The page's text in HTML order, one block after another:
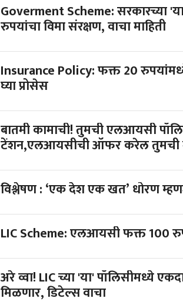
Goverment Scheme: सरकारच्या
रुपयांचा विमा संरक्षण, वाचा माहिती
Insurance Policy: फक्त 20
घ्या प्रोसेस
बातमी कामाची! तुमची एलआयसी
टेंशन,एलआयसीची ऑफर करेल तुमची
विश्लेषण : ‘एक देश एक खत’ धोरण
LIC Scheme: एलआयसी फक्त 100
अरे व्वा! LIC च्या 'या' पॉलिसीमध्ये
मिळणार, डिटेल्स वाचा